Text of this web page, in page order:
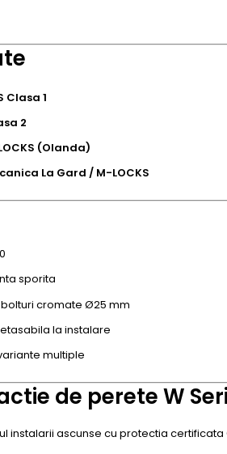
Clasa 1
2
(Olanda)
La Gard / M-LOCKS
sporita
cromate Ø25 mm
la instalare
multiple
de perete W
instalarii ascunse cu protectia